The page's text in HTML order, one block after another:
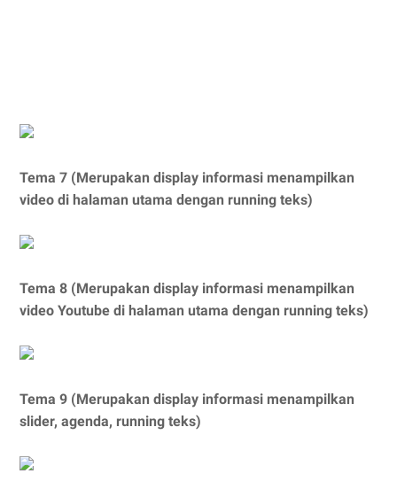
Tema 7 (Merupakan display informasi menampilkan
video di halaman utama dengan running teks)
Tema 8 (Merupakan display informasi menampilkan
video Youtube di halaman utama dengan running teks)
Tema 9 (Merupakan display informasi menampilkan
slider, agenda, running teks)